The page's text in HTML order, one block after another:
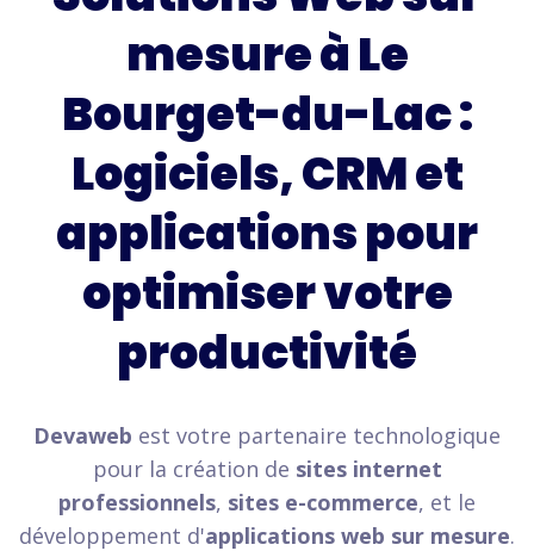
mesure à Le
Bourget-du-Lac :
Logiciels, CRM et
applications pour
optimiser votre
productivité
Devaweb est votre partenaire technologique
pour la création de sites internet
professionnels, sites e-commerce, et le
développement d'applications web sur mesure.